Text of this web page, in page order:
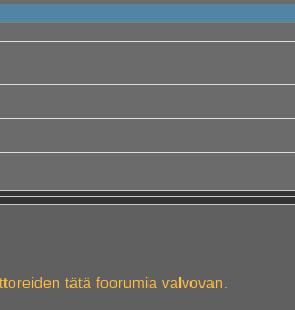
tätä foorumia valvovan.